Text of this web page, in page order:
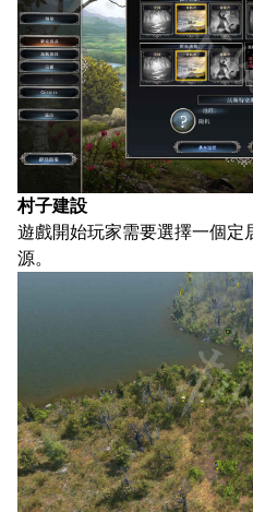
村子建設
遊戲開始玩家需要選擇一個
源。